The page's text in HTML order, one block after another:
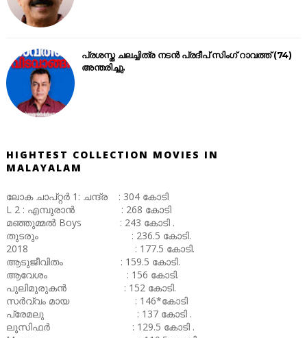
പ്രശസ്ത ചലച്ചിത്ര നടൻ പ്രദീപ് സിംഗ് റാവത്ത് (74)
അന്തരിച്ചു.
HIGHTEST COLLECTION MOVIES IN
MALAYALAM
ലോക ചാപ്റ്റർ 1: ചന്ദ്ര : 304 കോടി
L 2 : എമ്പുരാൻ : 268 കോടി
മഞ്ഞുമ്മൽ Boys : 243 കോടി .
തുടരും : 236.5 കോടി.
2018 : 177.5 കോടി.
ആടുജീവിതം : 159.5 കോടി.
ആവേശം : 156 കോടി.
പുലിമുരുകൻ : 152 കോടി.
സർവ്വം മായ : 146*കോടി
പ്രേമലു : 137 കോടി .
ലൂസിഫർ : 129.5 കോടി .